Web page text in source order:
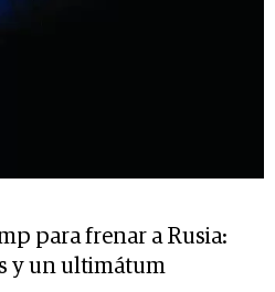
para frenar a Rusia:
y un ultimátum